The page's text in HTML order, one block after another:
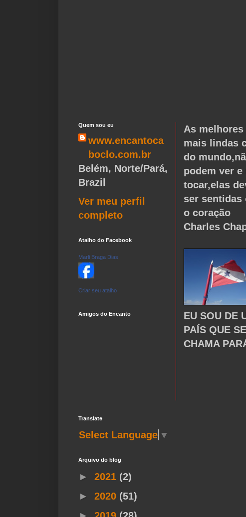
Quem sou eu
www.encantoca
boclo.com.br
Belém, Norte/Pará,
Brazil
Ver meu perfil
completo
Atalho do Facebook
Marli Braga Dias
Criar seu atalho
Amigos do Encanto
As melhores
mais lindas
do
podem ver e
tocar,elas
ser sentidas
o coração
Charles
EU SOU DE
PAÍS QUE SE
CHAMA
Translate
Select Language ▼
Arquivo do blog
► 2021 (2)
► 2020 (51)